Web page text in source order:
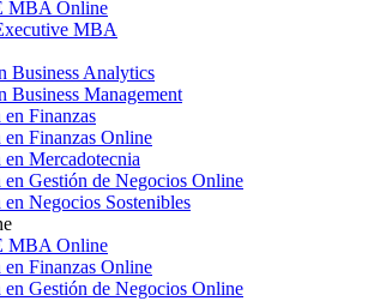
MBA Online
MBA
Business Analytics
Business Management
en Finanzas
en Finanzas Online
en Mercadotecnia
en Gestión de Negocios Online
en Negocios Sostenibles
MBA Online
en Finanzas Online
en Gestión de Negocios Online